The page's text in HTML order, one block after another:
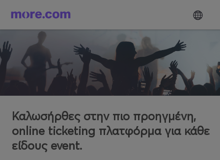
Καλωσήρθες στην πιο προηγμένη,
online ticketing πλατφόρμα για κάθε
είδους event.